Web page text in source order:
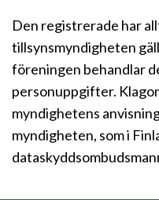
Den registrerade har
tillsynsmyndigheten
föreningen behandlar
personuppgifter.
myndighetens
myndigheten, som i